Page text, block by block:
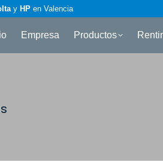
y HP en Valencia
Empresa Productos